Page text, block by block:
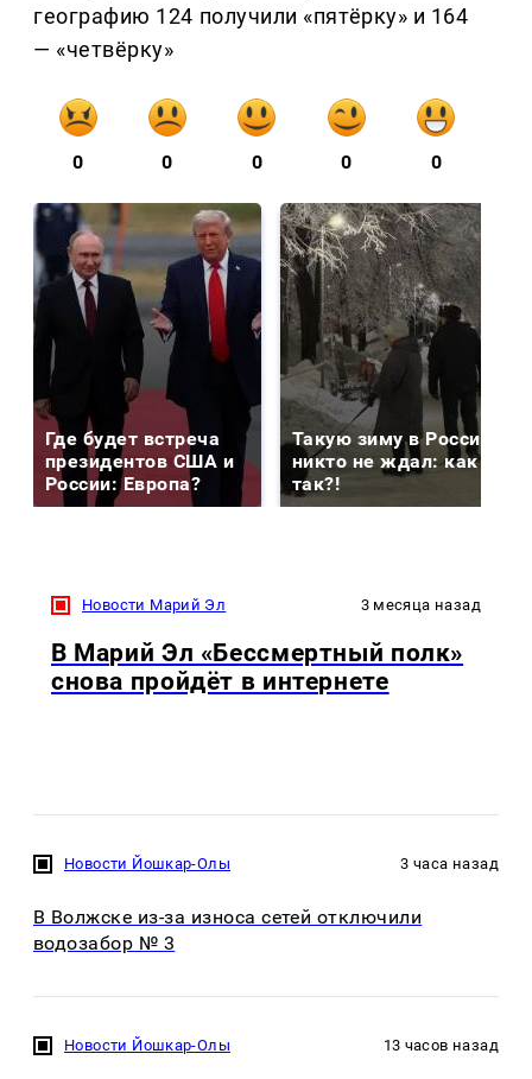
географию 124 получили «пятёрку» и 164
— «четвёрку»
0 0 0 0 0
Где будет встреча
президентов США и
России: Европа?
Такую зиму в России
никто не ждал: как
так?!
Новости Марий Эл 3 месяца назад
В Марий Эл «Бессмертный полк»
снова пройдёт в интернете
Новости Йошкар-Олы 3 часа назад
В Волжске из-за износа сетей отключили
водозабор № 3
Новости Йошкар-Олы 13 часов назад